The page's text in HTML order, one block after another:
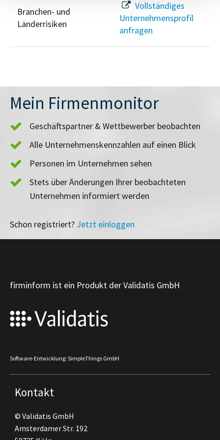
Branchen- und
Länderrisiken
Vollständiges
Unternehmensprofil
anfragen
Mein Firmenmonitor
Geschäftspartner & Wettbewerber beobachten
Alle Unternehmenskennzahlen auf einen Blick
Personen im Unternehmen sehen
Stets über Änderungen Ihrer beobachteten
Unternehmen informiert werden
Schon registriert? Jetzt einloggen
firminform ist ein Produkt der Validatis GmbH
Software-Entwicklung: SimpleThings GmbH
Kontakt
© Validatis GmbH
Amsterdamer Str. 192